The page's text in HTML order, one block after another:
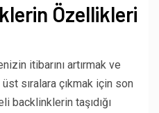
Özellikleri
itibarını artırmak ve
sıralara çıkmak için son
backlinklerin taşıdığı